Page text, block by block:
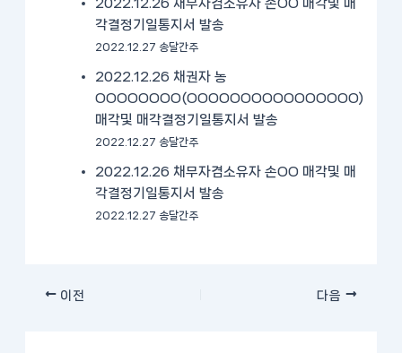
2022.12.26 채무자겸소유자 손OO 매각및 매
각결정기일통지서 발송
2022.12.27 송달간주
2022.12.26 채권자 농
OOOOOOOO(OOOOOOOOOOOOOOOO)
매각및 매각결정기일통지서 발송
2022.12.27 송달간주
2022.12.26 채무자겸소유자 손OO 매각및 매
각결정기일통지서 발송
2022.12.27 송달간주
이전 다음